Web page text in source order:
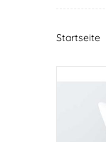
Startseite